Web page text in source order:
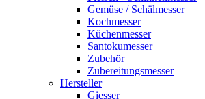
Gemüse / Schälmesser
Kochmesser
Küchenmesser
Santokumesser
Zubehör
Zubereitungsmesser
Hersteller
Giesser